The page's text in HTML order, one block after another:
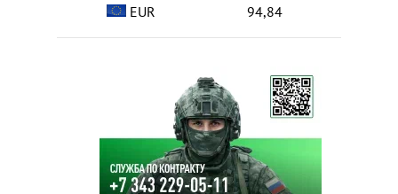
EUR
94,84